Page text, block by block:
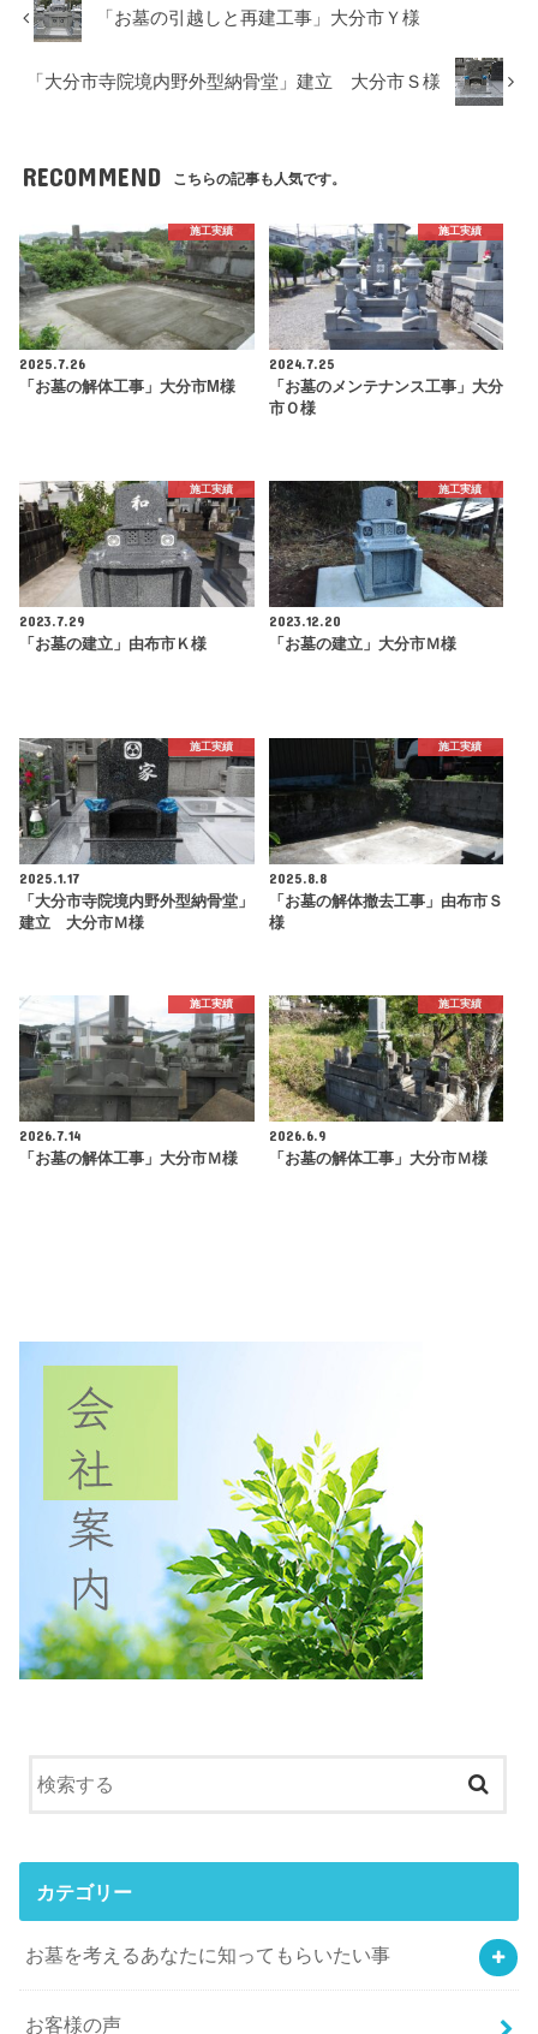
「お墓の引越しと再建工事」大分市Ｙ様
「大分市寺院境内野外型納骨堂」建立 大分市Ｓ様
RECOMMEND こちらの記事も人気です。
施工実績
2025.7.26
「お墓の解体工事」大分市M様
施工実績
2024.7.25
「お墓のメンテナンス工事」大分
市Ｏ様
施工実績
2023.7.29
「お墓の建立」由布市Ｋ様
施工実績
2023.12.20
「お墓の建立」大分市Ｍ様
施工実績
2025.1.17
「大分市寺院境内野外型納骨堂」
建立 大分市Ｍ様
施工実績
2025.8.8
「お墓の解体撤去工事」由布市Ｓ
様
施工実績
2026.7.14
「お墓の解体工事」大分市Ｍ様
施工実績
2026.6.9
「お墓の解体工事」大分市Ｍ様
カテゴリー
お墓を考えるあなたに知ってもらいたい事
お客様の声